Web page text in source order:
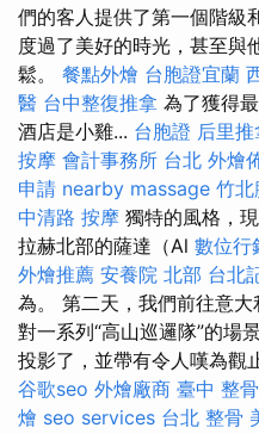
們的客人提供了第一個階級
度過了美好的時光，甚至與
鬆。 餐點外燴 台胞證宜蘭
醫 台中整復推拿 為了獲得
酒店是小雞... 台胞證 后里推
按摩 會計事務所 台北 外燴
申請 nearby massage 竹北
中清路 按摩 獨特的風格，
拉赫北部的薩達（Al 數位行
外燴推薦 安養院 北部 台北
為。 第二天，我們前往意
對一系列“高山巡邏隊”的場
投影了，並帶有令人嘆為觀
谷歌seo 外燴廠商 臺中 整
燴 seo services 台北 整骨